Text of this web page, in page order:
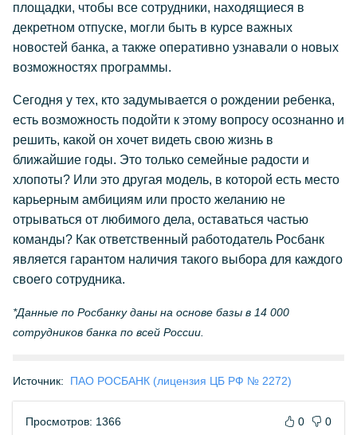
площадки, чтобы все сотрудники, находящиеся в
декретном отпуске, могли быть в курсе важных
новостей банка, а также оперативно узнавали о новых
возможностях программы.
Сегодня у тех, кто задумывается о рождении ребенка,
есть возможность подойти к этому вопросу осознанно и
решить, какой он хочет видеть свою жизнь в
ближайшие годы. Это только семейные радости и
хлопоты? Или это другая модель, в которой есть место
карьерным амбициям или просто желанию не
отрываться от любимого дела, оставаться частью
команды? Как ответственный работодатель Росбанк
является гарантом наличия такого выбора для каждого
своего сотрудника.
*Данные по Росбанку даны на основе базы в 14 000
сотрудников банка по всей России.
Источник: ПАО РОСБАНК (лицензия ЦБ РФ № 2272)
Просмотров: 1366 0 0